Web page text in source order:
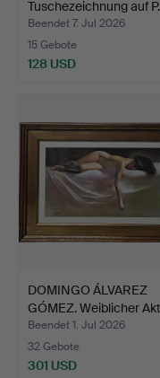
Tuschezeichnung auf
Beendet 7. Jul 2026
15 Gebote
128 USD
DOMINGO ÁLVAREZ
GÓMEZ. Weiblicher
Wac…
Beendet 1. Jul 2026
32 Gebote
301 USD